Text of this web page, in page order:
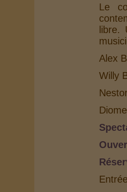
Le
libre.
Alex
Willy